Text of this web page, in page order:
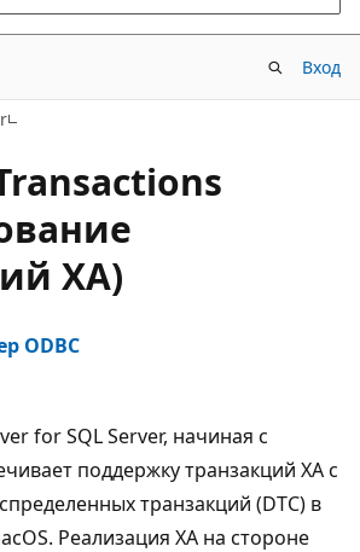
Вход
XA)
ODBC
for SQL Server, начиная с
поддержку транзакций XA с
транзакций (DTC) в
Реализация XA на стороне